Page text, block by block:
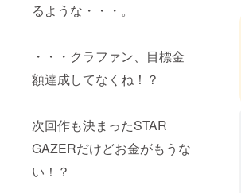
るような・・・。
・・・クラファン、目標金
額達成してなくね！？
次回作も決まったSTAR
GAZERだけどお金がもうな
い！？